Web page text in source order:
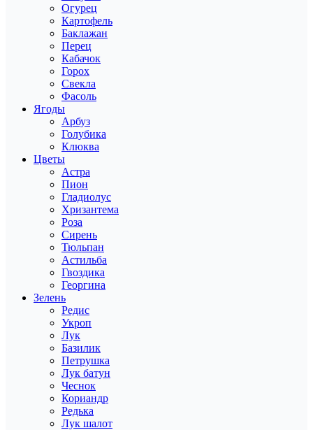
Огурец
Картофель
Баклажан
Перец
Кабачок
Горох
Свекла
Фасоль
Ягоды
Арбуз
Голубика
Клюква
Цветы
Астра
Пион
Гладиолус
Хризантема
Роза
Сирень
Тюльпан
Астильба
Гвоздика
Георгина
Зелень
Редис
Укроп
Лук
Базилик
Петрушка
Лук батун
Чеснок
Кориандр
Редька
Лук шалот